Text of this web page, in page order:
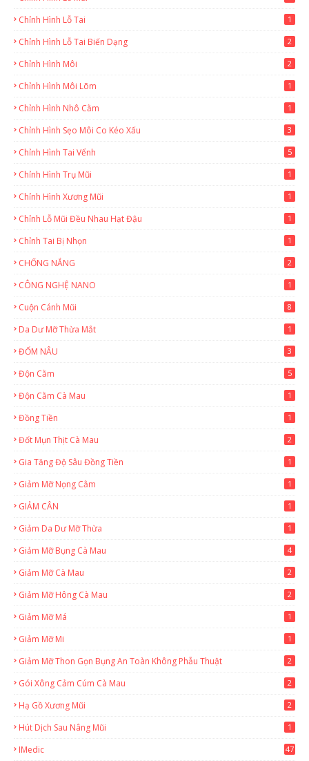
Chỉnh Hình Lỗ Tai 1
Chỉnh Hình Lỗ Tai Biến Dạng 2
Chỉnh Hình Môi 2
Chỉnh Hình Môi Lõm 1
Chỉnh Hình Nhô Cằm 1
Chỉnh Hình Sẹo Môi Co Kéo Xấu 3
Chỉnh Hình Tai Vểnh 5
Chỉnh Hình Trụ Mũi 1
Chỉnh Hình Xương Mũi 1
Chỉnh Lỗ Mũi Đều Nhau Hạt Đậu 1
Chỉnh Tai Bị Nhọn 1
CHỐNG NẮNG 2
CÔNG NGHỆ NANO 1
Cuộn Cánh Mũi 8
Da Dư Mỡ Thừa Mắt 1
ĐỐM NÂU 3
Độn Cằm 5
Độn Cằm Cà Mau 1
Đồng Tiền 1
Đốt Mụn Thịt Cà Mau 2
Gia Tăng Độ Sâu Đồng Tiền 1
Giảm Mỡ Nọng Cằm 1
GIẢM CÂN 1
Giảm Da Dư Mỡ Thừa 1
Giảm Mỡ Bụng Cà Mau 4
Giảm Mỡ Cà Mau 2
Giảm Mỡ Hông Cà Mau 2
Giảm Mỡ Má 1
Giảm Mỡ Mi 1
Giảm Mỡ Thon Gọn Bụng An Toàn Không Phẫu Thuật 2
Gói Xông Cảm Cúm Cà Mau 2
Hạ Gồ Xương Mũi 2
Hút Dịch Sau Nâng Mũi 1
IMedic 47